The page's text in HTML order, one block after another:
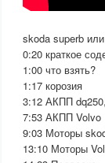
skoda superb
0:20 краткое
1:00 что взять?
1:17 корозия
3:12 АКПП
7:53 АКПП Volvo
9:03 Моторы
13:10 Моторы